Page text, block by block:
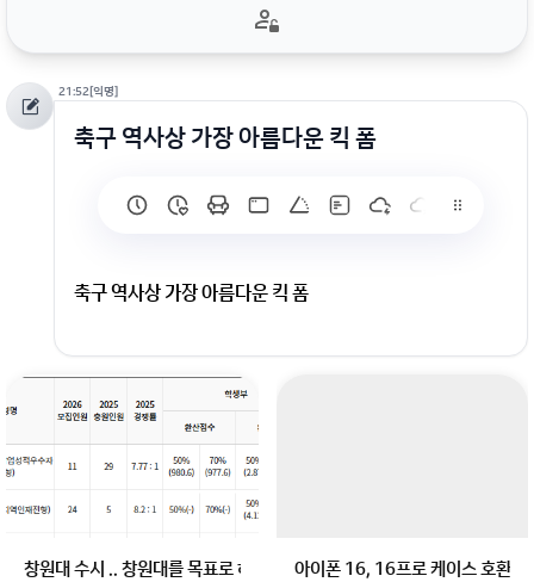
21:52[익명]
축구 역사상 가장 아름다운 킥 폼
축구 역사상 가장 아름다운 킥 폼
회원가입 혹은 광고 [X]를 누르면 내용이 보입니다
창원대 수시 .. 창원대를 목표로 하고 있는 09년생입니다 지금 제 내신이 5
아이폰 16, 16프로 케이스 호환